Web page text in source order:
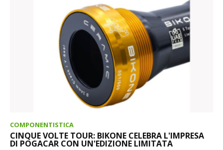
COMPONENTISTICA
CINQUE VOLTE TOUR: BIKONE CELEBRA L'IMPRESA
DI POGACAR CON UN'EDIZIONE LIMITATA